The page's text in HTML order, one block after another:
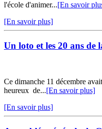
l'école d'animer...[En savoir
[En savoir plus]
Un loto et les 20 ans
Ce dimanche 11 décembre
heureux de...[En savoir plus]
[En savoir plus]